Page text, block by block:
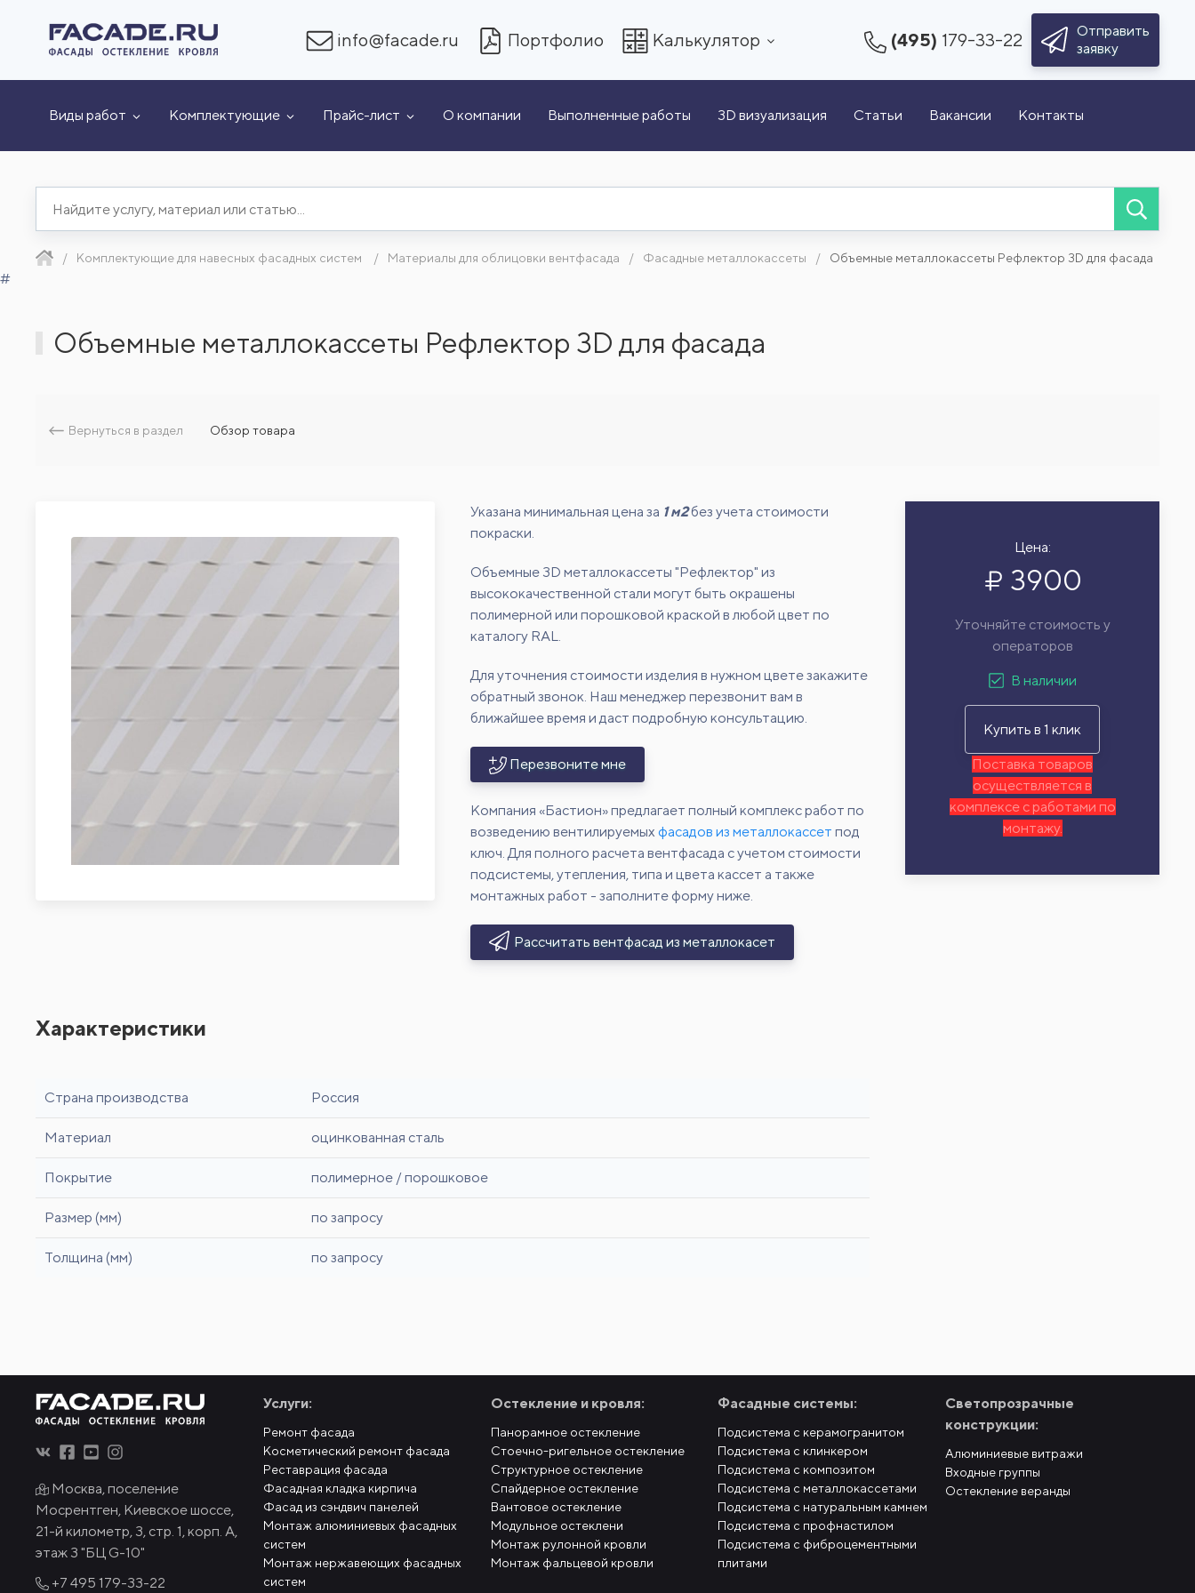
info@facade.ru Портфолио Калькулятор (495) 179-33-22
Отправить
заявку
Виды работ Комплектующие Прайс-лист О компании Выполненные работы 3D визуализация Статьи Вакансии Контакты
Комплектующие для навесных фасадных систем Материалы для облицовки вентфасада Фасадные металлокассеты Объемные металлокассеты Рефлектор 3D для фасада
#
Объемные металлокассеты Рефлектор 3D для фасада
Вернуться в раздел Обзор товара
Указана минимальная цена за 1 м2без учета стоимости
покраски.
Объемные 3D металлокассеты "Рефлектор" из
высококачественной стали могут быть окрашены
полимерной или порошковой краской в любой цвет по
каталогу RAL.
Для уточнения стоимости изделия в нужном цвете закажите
обратный звонок. Наш менеджер перезвонит вам в
ближайшее время и даст подробную консультацию.
Перезвоните мне
Компания «Бастион» предлагает полный комплекс работ по
возведению вентилируемых фасадов из металлокассет под
ключ. Для полного расчета вентфасада с учетом стоимости
подсистемы, утепления, типа и цвета кассет а также
монтажных работ - заполните форму ниже.
Рассчитать вентфасад из металлокасет
Характеристики
Страна производства Россия
Материал оцинкованная сталь
Покрытие полимерное / порошковое
Размер (мм) по запросу
Толщина (мм) по запросу
Цена:
3900
Уточняйте стоимость у
операторов
В наличии
Купить в 1 клик
Поставка товаров
осуществляется в
комплексе с работами по
монтажу.
Москва, поселение
Мосрентген, Киевское шоссе,
21-й километр, 3, стр. 1, корп. А,
этаж 3 "БЦ G-10"
+7 495 179-33-22
Услуги:
Ремонт фасада
Косметический ремонт фасада
Реставрация фасада
Фасадная кладка кирпича
Фасад из сэндвич панелей
Монтаж алюминиевых фасадных
систем
Монтаж нержавеющих фасадных
систем
Остекление и кровля:
Панорамное остекление
Стоечно-ригельное остекление
Структурное остекление
Спайдерное остекление
Вантовое остекление
Модульное остеклени
Монтаж рулонной кровли
Монтаж фальцевой кровли
Фасадные системы:
Подсистема с керамогранитом
Подсистема с клинкером
Подсистема с композитом
Подсистема с металлокассетами
Подсистема с натуральным камнем
Подсистема с профнастилом
Подсистема с фиброцементными
плитами
Светопрозрачные
конструкции:
Алюминиевые витражи
Входные группы
Остекление веранды